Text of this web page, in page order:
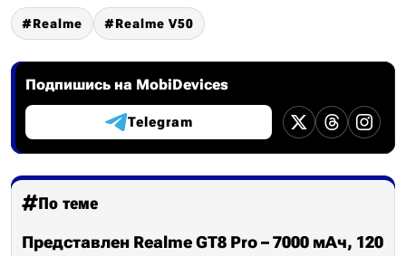
Realme Realme V50
Подпишись на MobiDevices
Telegram
По теме
Представлен Realme GT8 Pro – 7000 мАч, 120